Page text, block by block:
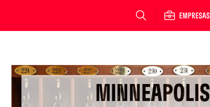
MINNEAPOLIS